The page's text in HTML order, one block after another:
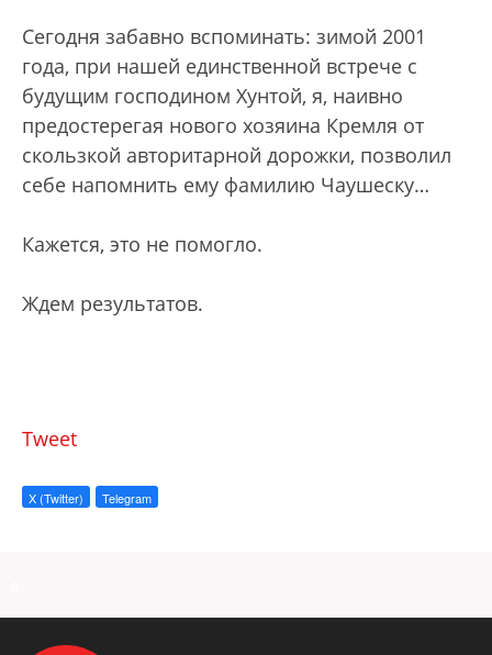
Сегодня забавно вспоминать: зимой 2001
года, при нашей единственной встрече с
будущим господином Хунтой, я, наивно
предостерегая нового хозяина Кремля от
скользкой авторитарной дорожки, позволил
себе напомнить ему фамилию Чаушеску…
Кажется, это не помогло.
Ждем результатов.
Tweet
X (Twitter) Telegram